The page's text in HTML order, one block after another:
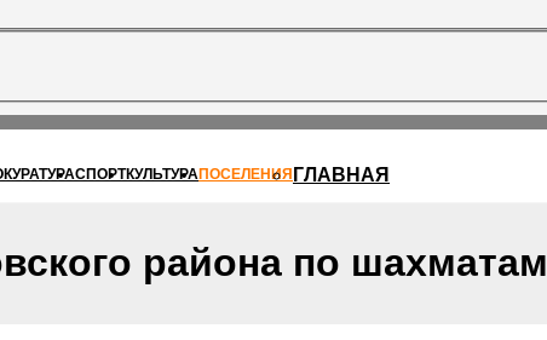
СПОРТКУЛЬТУРАПОСЕЛЕНИЯ ГЛАВНАЯ
района по шахматам